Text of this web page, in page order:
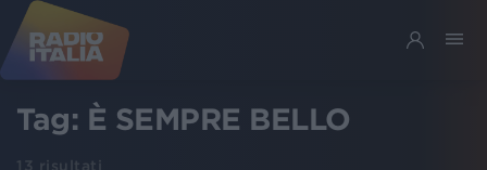
Tag: È SEMPRE BELLO
13 risultati